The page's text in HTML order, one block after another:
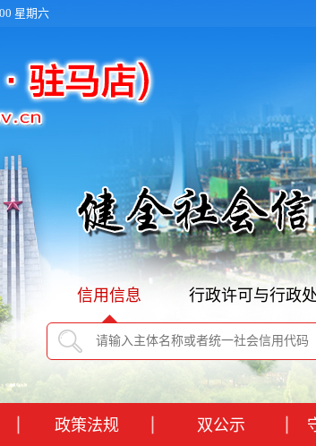
星期六
信用信息 行政许可与行政
政策法规 双公示